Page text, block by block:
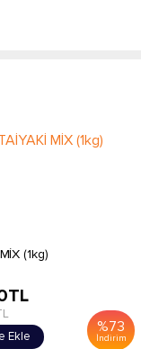
(1kg)
%73
İndirim
TL
Ekle